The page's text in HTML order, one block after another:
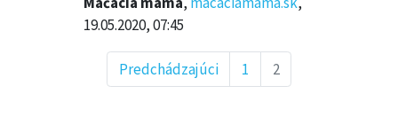
19.05.2020, 07:45
Predchádzajúci 1 2